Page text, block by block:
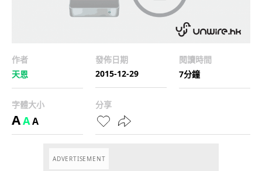
作者
天恩
發佈日期
2015-12-29
閱讀時間
7分鐘
字體大小
AAA
分享
ADVERTISEMENT